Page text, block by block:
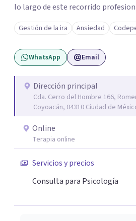
lo largo de este recorrido
una forma de vida congruente y
certeza de quien soy y de mis
el mando de mi existencia y este
pacientes en un ambiente de
Gestión de la ira Ansiedad
WhatsApp Email
Dirección principal
Cda. Cerro del Hombre 166,
Coyoacán, 04310 Ciudad de
Online
Terapia online
Servicios y precios
Consulta para Psicología